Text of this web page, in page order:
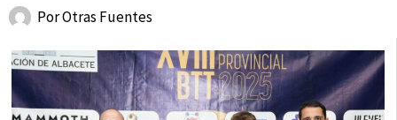
PorOtras Fuentes